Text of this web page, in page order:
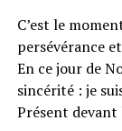
C’est le
persévérance
En ce jour de
sincérité : je
Présent devant